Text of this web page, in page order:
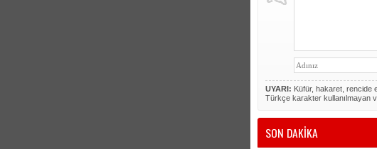
UYARI: Küfür, hakaret, rencide
Türkçe karakter kullanılmayan
SON DAKİKA